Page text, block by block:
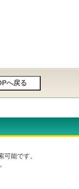
能です。